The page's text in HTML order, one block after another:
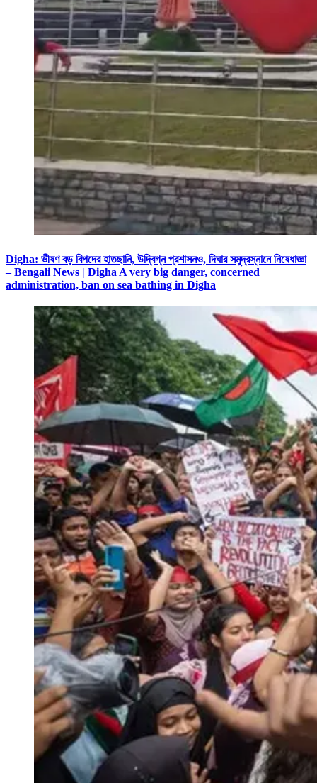
Digha: ভীষণ বড় বিপদের হাতছানি, উদ্বিগ্ন প্রশাসনও, দিঘার সমুদ্রস্নানে নিষেধাজ্ঞা
– Bengali News | Digha A very big danger, concerned
administration, ban on sea bathing in Digha